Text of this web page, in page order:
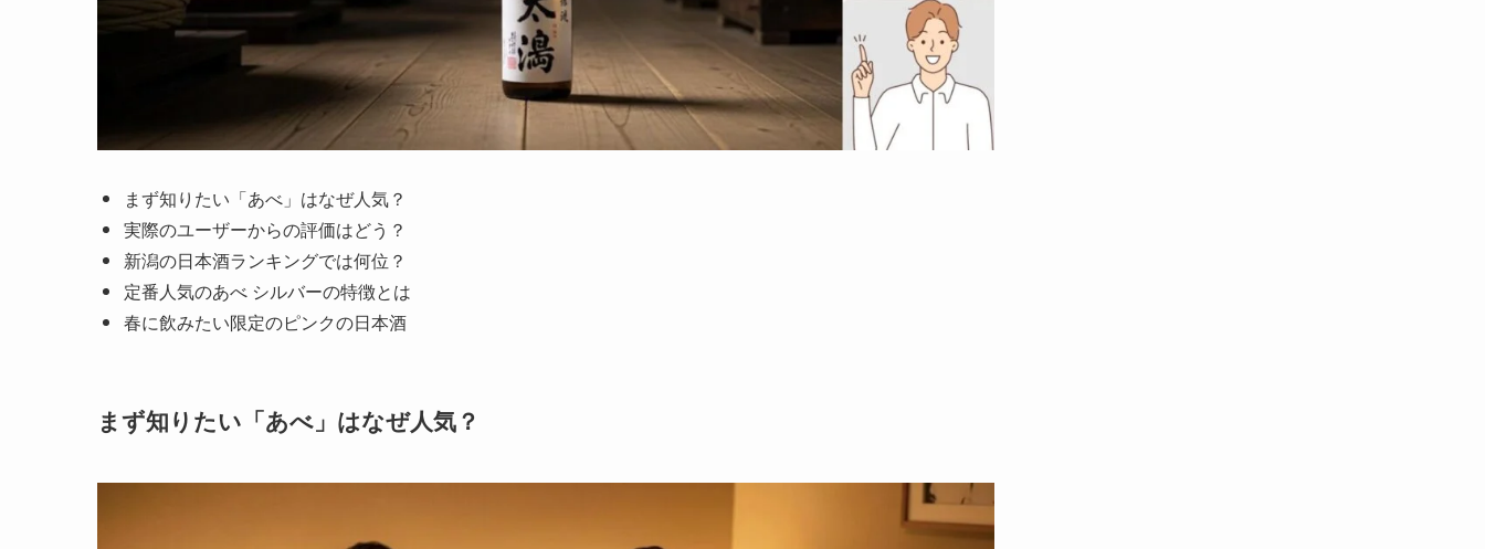
まず知りたい「あべ」はなぜ人気？
実際のユーザーからの評価はどう？
新潟の日本酒ランキングでは何位？
定番人気のあべ シルバーの特徴とは
春に飲みたい限定のピンクの日本酒
まず知りたい「あべ」はなぜ人気？